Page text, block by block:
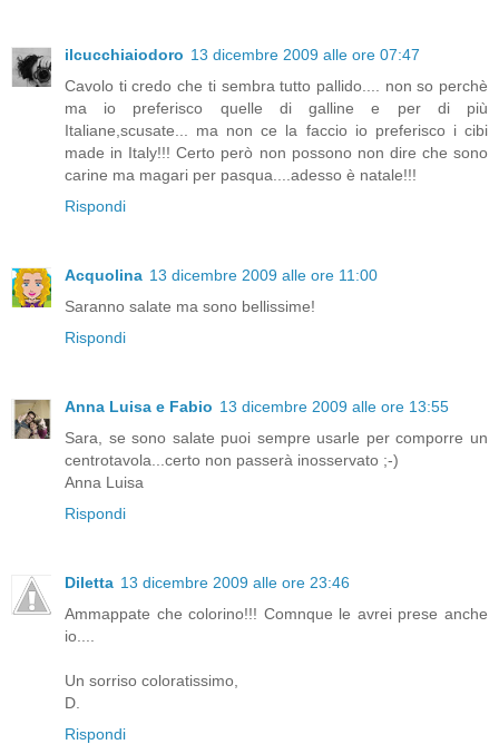
ilcucchiaiodoro 13 dicembre 2009 alle ore 07:47
Cavolo ti credo che ti sembra tutto pallido.... non so perchè
ma io preferisco quelle di galline e per di più
Italiane,scusate... ma non ce la faccio io preferisco i cibi
made in Italy!!! Certo però non possono non dire che sono
carine ma magari per pasqua....adesso è natale!!!
Rispondi
Acquolina 13 dicembre 2009 alle ore 11:00
Saranno salate ma sono bellissime!
Rispondi
Anna Luisa e Fabio 13 dicembre 2009 alle ore 13:55
Sara, se sono salate puoi sempre usarle per comporre un
centrotavola...certo non passerà inosservato ;-)
Anna Luisa
Rispondi
Diletta 13 dicembre 2009 alle ore 23:46
Ammappate che colorino!!! Comnque le avrei prese anche
io....
Un sorriso coloratissimo,
D.
Rispondi